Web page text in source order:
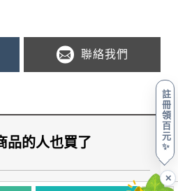
註
冊
領
百
元
✨
✕
聯絡我們
品的人也買了